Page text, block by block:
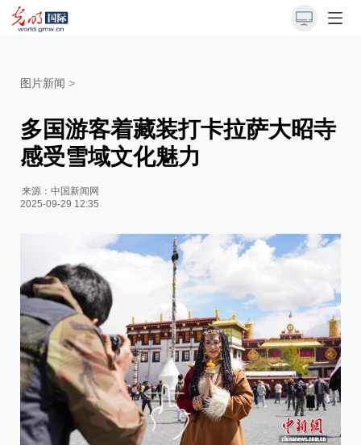
图片新闻 >
多国游客着藏装打卡拉萨大昭寺
感受雪域文化魅力
来源：中国新闻网
2025-09-29 12:35